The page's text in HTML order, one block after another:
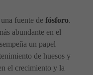
una fuente de fósforo.
abundante en el
un papel
de huesos y
el crecimiento y la